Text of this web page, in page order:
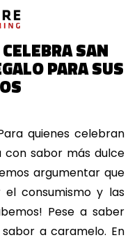
SAN
PARA SUS
quienes celebran
con sabor más dulce
argumentar que
consumismo y las
Pese a saber
a caramelo. En